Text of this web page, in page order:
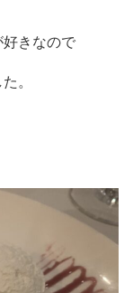
きなので
。